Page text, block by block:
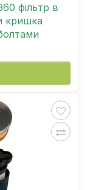
фільтр в
кришка